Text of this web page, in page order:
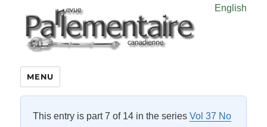
English
MENU
This entry is part 7 of 14 in the seriesVol 37 No